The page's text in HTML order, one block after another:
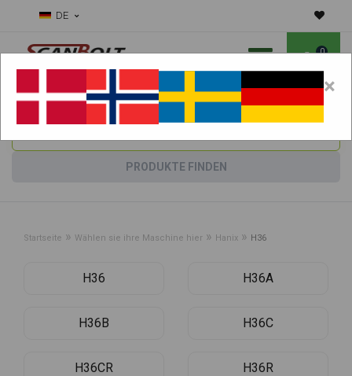
DE
0
Benötigen Sie Hilfe bei Verschleißteilen?Maschine wählen:
PRODUKTE FINDEN
Startseite » Wählen sie ihre Maschine hier » Hanix » H36
H36 H36A
H36B H36C
H36CR H36R
×